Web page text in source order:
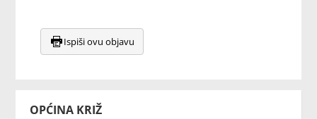
OPĆINA KRIŽ
Ispiši ovu objavu